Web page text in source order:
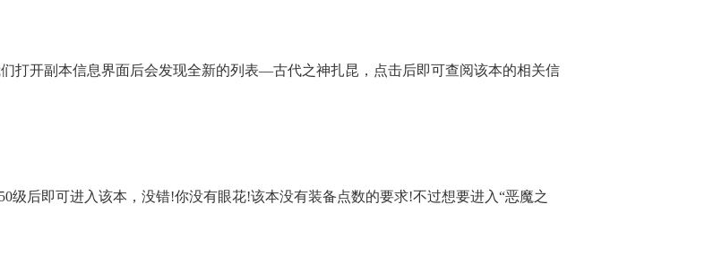
打开副本信息界面后会发现全新的列表—古代之神扎昆，点击后即可查阅该本的相关信
级后即可进入该本，没错!你没有眼花!该本没有装备点数的要求!不过想要进入“恶魔之